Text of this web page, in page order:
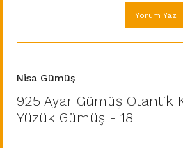
Yorum Yaz
Nisa Gümüş
925 Ayar Gümüş Otantik
Yüzük Gümüş - 18